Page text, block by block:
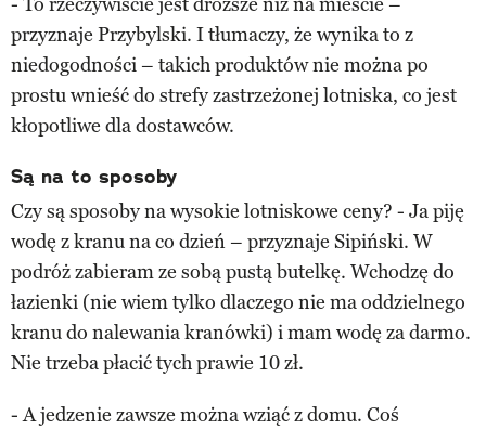
przyznaje Przybylski. I tłumaczy, że wynika to z
niedogodności – takich produktów nie można po
prostu wnieść do strefy zastrzeżonej lotniska, co jest
kłopotliwe dla dostawców.
Są na to sposoby
Czy są sposoby na wysokie lotniskowe ceny? - Ja piję
wodę z kranu na co dzień – przyznaje Sipiński. W
podróż zabieram ze sobą pustą butelkę. Wchodzę do
łazienki (nie wiem tylko dlaczego nie ma oddzielnego
kranu do nalewania kranówki) i mam wodę za darmo.
Nie trzeba płacić tych prawie 10 zł.
- A jedzenie zawsze można wziąć z domu. Coś